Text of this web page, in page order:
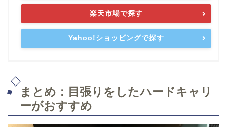
楽天市場で探す
Yahoo!ショッピングで探す
まとめ：目張りをしたハードキャリ
ーがおすすめ